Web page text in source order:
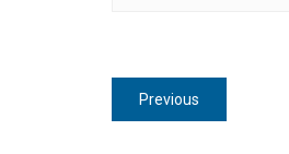
Navegação
de
Previous
post: